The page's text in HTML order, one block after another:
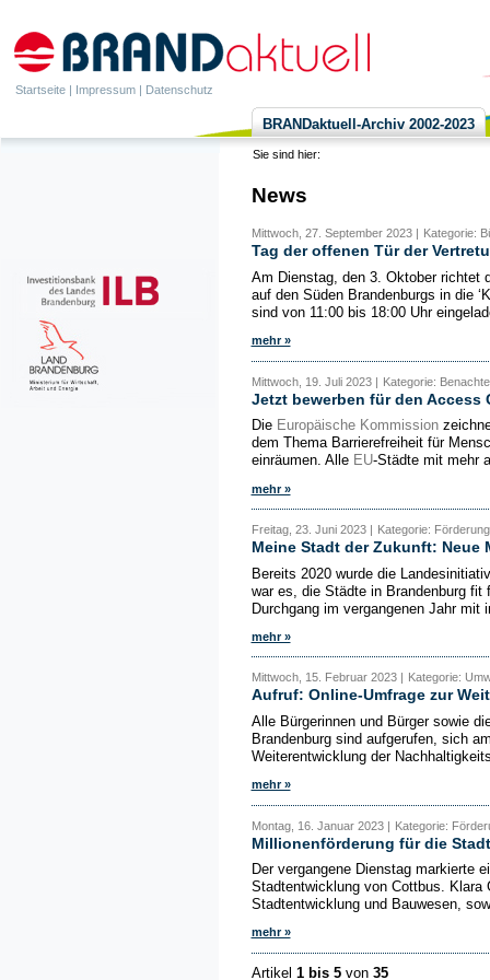
Startseite | Impressum | Datenschutz
BRANDaktuell-Archiv 2002-2023
Sie sind hier:
News
Mittwoch, 27. September 2023 | Kategorie:
Tag der offenen Tür der
Am Dienstag, den 3. Oktober richtet
auf den Süden Brandenburgs in die
sind von 11:00 bis 18:00 Uhr
mehr »
Mittwoch, 19. Juli 2023 | Kategorie:
Jetzt bewerben für den Access
Die Europäische Kommission
dem Thema Barrierefreiheit für
einräumen. Alle EU-Städte mit mehr
mehr »
Freitag, 23. Juni 2023 | Kategorie:
Meine Stadt der Zukunft: Neue
Bereits 2020 wurde die
war es, die Städte in Brandenburg
Durchgang im vergangenen Jahr mit
mehr »
Mittwoch, 15. Februar 2023 | Kategorie:
Aufruf: Online-Umfrage zur
Alle Bürgerinnen und Bürger sowie
Brandenburg sind aufgerufen, sich
Weiterentwicklung der
mehr »
Montag, 16. Januar 2023 | Kategorie:
Millionenförderung für die
Der vergangene Dienstag markierte
Stadtentwicklung von Cottbus. Klara
Stadtentwicklung und Bauwesen,
mehr »
Artikel 1 bis 5von 35